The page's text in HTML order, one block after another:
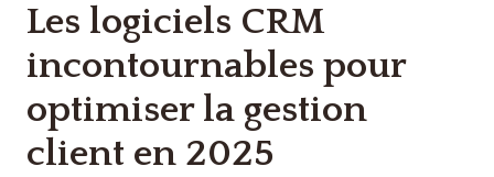
Les logiciels CRM
incontournables pour
optimiser la gestion
client en 2025